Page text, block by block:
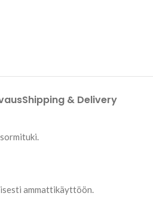
Shipping & Delivery
ammattikäyttöön.